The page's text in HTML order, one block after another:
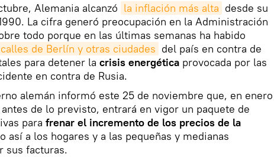
Alemania alcanzó la inflación más alta desde su
La cifra generó preocupación en la Administración
todo porque en las últimas semanas ha habido
de Berlín y otras ciudades del país en contra de
para detener la crisis energética provocada por las
en contra de Rusia.
alemán informó este 25 de noviembre que, en enero
de lo previsto, entrará en vigor un paquete de
para frenar el incremento de los precios de la
así a los hogares y a las pequeñas y medianas
sus facturas.